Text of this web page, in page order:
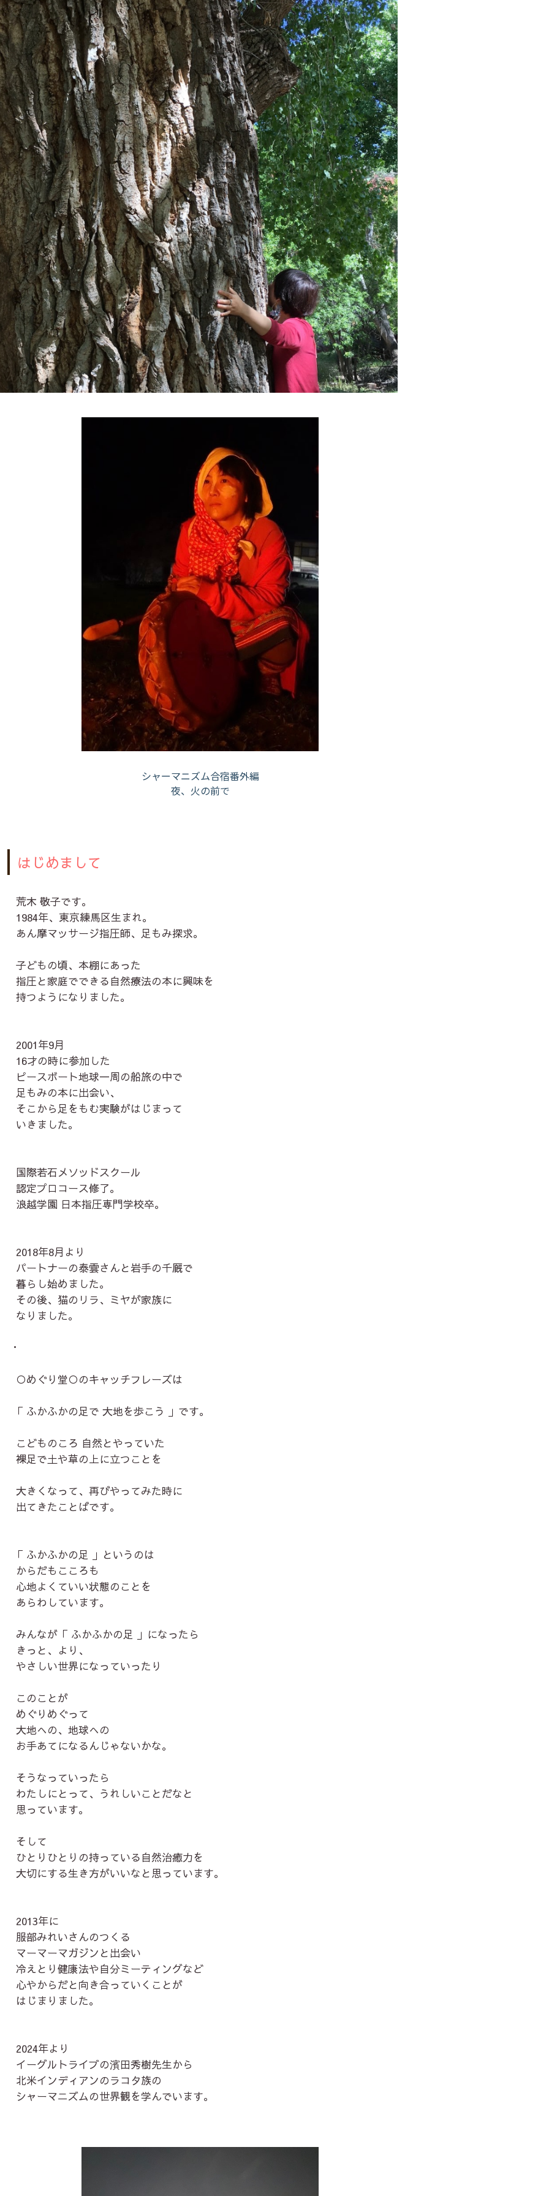
シャーマニズム合宿番外編
夜、火の前で
はじめまして
荒木 敬子です。
1984年、東京練馬区生まれ。
あん摩マッサージ指圧師、足もみ探求。
子どもの頃、本棚にあった
指圧と家庭でできる自然療法の本に興味を
持つようになりました。
2001年9月
16才の時に参加した
ピースボート地球一周の船旅の中で
足もみの本に出会い、
そこから足をもむ実験がはじまって
いきました。
国際若石メソッドスクール
認定プロコース修了。
浪越学園 日本指圧専門学校卒。
2018年8月より
パートナーの泰雲さんと岩手の千厩で
暮らし始めました。
その後、猫のリラ、ミヤが家族に
なりました。
・
○めぐり堂○のキャッチフレーズは
「 ふかふかの足で 大地を歩こう 」です。
こどものころ 自然とやっていた
裸足で土や草の上に立つことを
大きくなって、再びやってみた時に
出てきたことばです。
「 ふかふかの足 」というのは
からだもこころも
心地よくていい状態のことを
あらわしています。
みんなが「 ふかふかの足 」になったら
きっと、より、
やさしい世界になっていったり
このことが
めぐりめぐって
大地への、地球への
お手あてになるんじゃないかな。
そうなっていったら
わたしにとって、うれしいことだなと
思っています。
そして
ひとりひとりの持っている自然治癒力を
大切にする生き方がいいなと思っています。
2013年に
服部みれいさんのつくる
マーマーマガジンと出会い
冷えとり健康法や自分ミーティングなど
心やからだと向き合っていくことが
はじまりました。
2024年より
イーグルトライブの濱田秀樹先生から
北米インディアンのラコタ族の
シャーマニズムの世界観を学んでいます。